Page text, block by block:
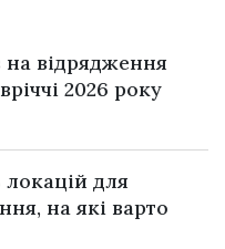
на відрядження
2026 року
для
на які варто